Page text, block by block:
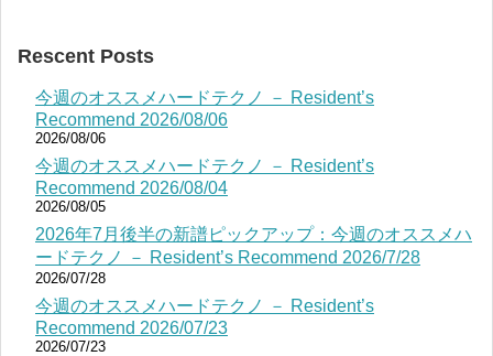
Rescent Posts
今週のオススメハードテクノ － Resident’s
Recommend 2026/08/06
2026/08/06
今週のオススメハードテクノ － Resident’s
Recommend 2026/08/04
2026/08/05
2026年7月後半の新譜ピックアップ：今週のオススメハ
ードテクノ － Resident’s Recommend 2026/7/28
2026/07/28
今週のオススメハードテクノ － Resident’s
Recommend 2026/07/23
2026/07/23